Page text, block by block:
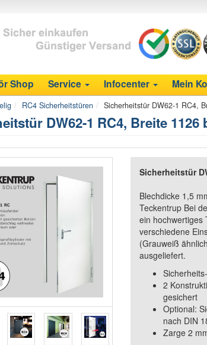
Shop Service Infocenter Mein
RC4 Sicherheitstüren Sicherheitstür DW62-1 RC4,
DW62-1 RC4, Breite
Sicherheitstür
Blechdicke 1,5
Teckentrup Bei
ein hochwertiges
verschiedene
(Grauweiß
ausgeliefert.
2
gesichert
Optional:
nach DIN
Zarge 2